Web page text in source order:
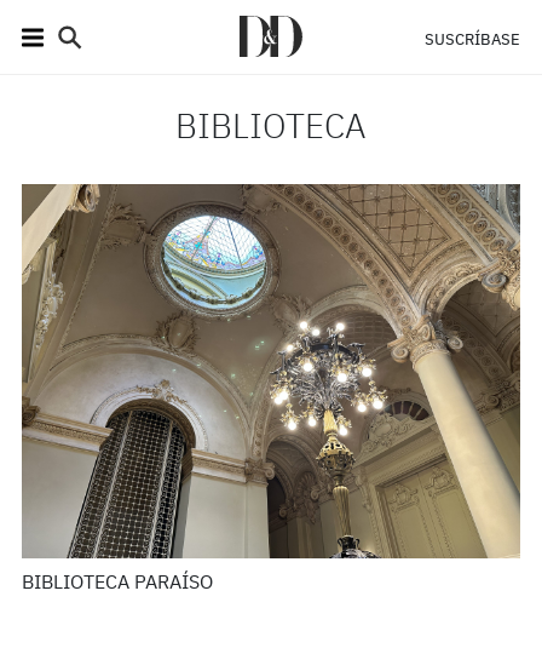
SUSCRÍBASE
BIBLIOTECA
BIBLIOTECA PARAÍSO